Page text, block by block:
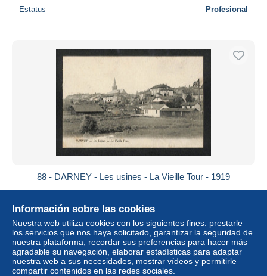
Estatus Profesional
88 - DARNEY - Les usines - La Vieille Tour - 1919
Estatus Privado
Información sobre las cookies
Nuestra web utiliza cookies con los siguientes fines: prestarle
los servicios que nos haya solicitado, garantizar la seguridad de
nuestra plataforma, recordar sus preferencias para hacer más
agradable su navegación, elaborar estadísticas para adaptar
nuestra web a sus necesidades, mostrar vídeos y permitirle
compartir contenidos en las redes sociales.